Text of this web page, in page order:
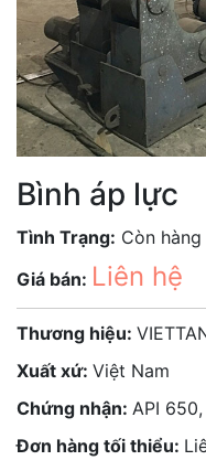
Bình áp lực
Tình Trạng: Còn hàng
Giá bán: Liên hệ
Thương hiệu:
Xuất xứ: Việt Nam
Chứng nhận: API
Đơn hàng tối thiểu: